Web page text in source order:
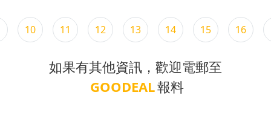
10 11 12 13 14 15 16
如果有其他資訊，歡迎電郵至
GOODEAL報料